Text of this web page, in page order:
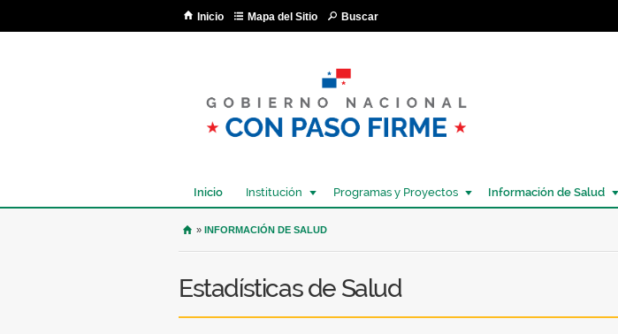
Inicio Mapa del Sitio Buscar
Inicio Institución Programas y Proyectos Información de Salud
USTED SE ENCUENTRA AQUÍ
» INFORMACIÓN DE SALUD
Estadísticas de Salud